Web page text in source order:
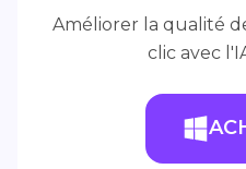
Améliorer la qualité
clic avec